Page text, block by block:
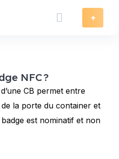
+
NFC ?
CB permet entre
la porte du container et
est nominatif et non